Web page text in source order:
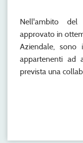
Nell'ambito del
approvato in
Aziendale, sono
appartenenti ad
prevista una